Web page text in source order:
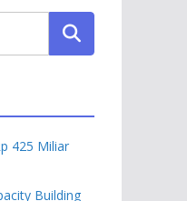
425 Miliar
Building